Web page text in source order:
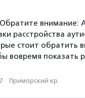
внимaниe:
расстройства
стоит обратить
вовремя показать
· Приморский кр.